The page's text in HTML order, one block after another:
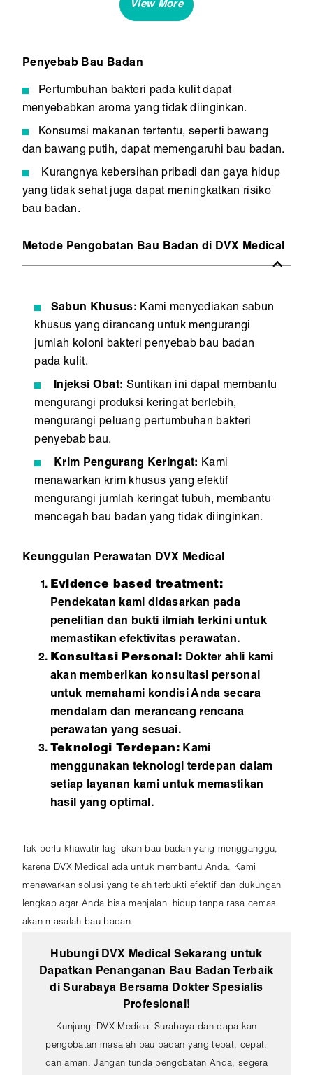
Penyebab Bau Badan
Pertumbuhan bakteri pada kulit dapat
menyebabkan aroma yang tidak diinginkan.
Konsumsi makanan tertentu, seperti bawang
dan bawang putih, dapat memengaruhi bau badan.
Kurangnya kebersihan pribadi dan gaya hidup
yang tidak sehat juga dapat meningkatkan risiko
bau badan.
Metode Pengobatan Bau Badan di DVX Medical
Sabun Khusus: Kami menyediakan sabun
khusus yang dirancang untuk mengurangi
jumlah koloni bakteri penyebab bau badan
pada kulit.
Injeksi Obat: Suntikan ini dapat membantu
mengurangi produksi keringat berlebih,
mengurangi peluang pertumbuhan bakteri
penyebab bau.
Krim Pengurang Keringat: Kami
menawarkan krim khusus yang efektif
mengurangi jumlah keringat tubuh, membantu
mencegah bau badan yang tidak diinginkan.
Keunggulan Perawatan DVX Medical
Evidence based treatment:
Pendekatan kami didasarkan pada
penelitian dan bukti ilmiah terkini untuk
memastikan efektivitas perawatan.
Konsultasi Personal: Dokter ahli kami
akan memberikan konsultasi personal
untuk memahami kondisi Anda secara
mendalam dan merancang rencana
perawatan yang sesuai.
Teknologi Terdepan:Kami
menggunakan teknologi terdepan dalam
setiap layanan kami untuk memastikan
hasil yang optimal.
Tak perlu khawatir lagi akan bau badan yang mengganggu,
karena DVX Medical ada untuk membantu Anda. Kami
menawarkan solusi yang telah terbukti efektif dan dukungan
lengkap agar Anda bisa menjalani hidup tanpa rasa cemas
akan masalah bau badan.
Hubungi DVX Medical Sekarang untuk
Dapatkan Penanganan Bau Badan Terbaik
di Surabaya Bersama Dokter Spesialis
Profesional!
Kunjungi DVX Medical Surabaya dan dapatkan
pengobatan masalah bau badan yang tepat, cepat,
dan aman. Jangan tunda pengobatan Anda, segera